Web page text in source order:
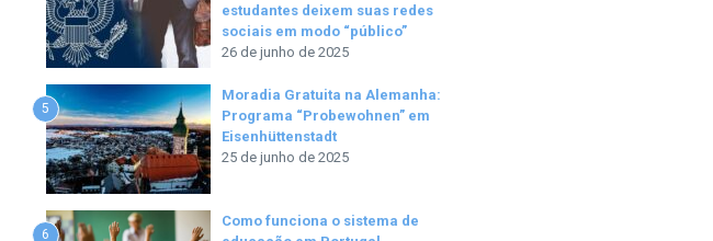
estudantes deixem suas redes
sociais em modo “público”
26 de junho de 2025
5
Moradia Gratuita na Alemanha:
Programa “Probewohnen” em
Eisenhüttenstadt
25 de junho de 2025
6
Como funciona o sistema de